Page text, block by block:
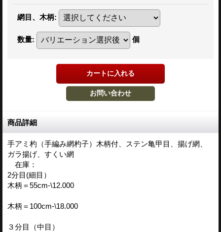
網目、木柄:
数量: 個
商品詳細
手アミ杓（手編み網杓子）木柄付、ステン亀甲目、揚げ網、
ガラ揚げ、すくい網
在庫：
2分目(細目）
木柄＝55cm-\12.000
木柄＝100cm-\18.000
３分目（中目）